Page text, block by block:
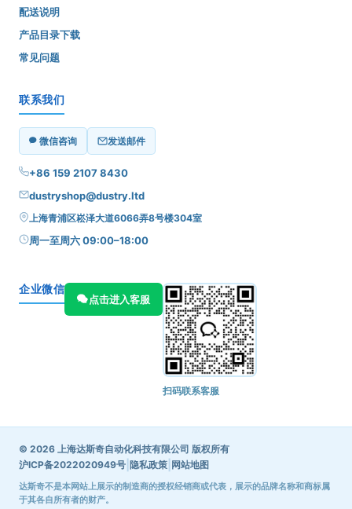
配送说明
产品目录下载
常见问题
联系我们
微信咨询 发送邮件
+86 159 2107 8430
dustryshop@dustry.ltd
上海青浦区崧泽大道6066弄8号楼304室
周一至周六 09:00–18:00
企业微信
点击进入客服
扫码联系客服
© 2026 上海达斯奇自动化科技有限公司 版权所有
沪ICP备2022020949号 隐私政策 网站地图
达斯奇不是本网站上展示的制造商的授权经销商或代表，展示的品牌名称和商标属
于其各自所有者的财产。